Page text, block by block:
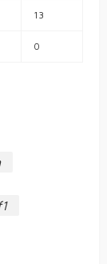
13
0